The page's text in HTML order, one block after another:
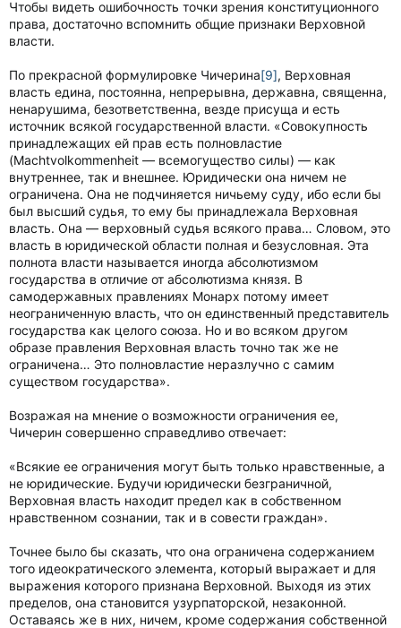
Чтобы видеть ошибочность точки зрения конституционного
права, достаточно вспомнить общие признаки Верховной
власти.
По прекрасной формулировке Чичерина[9], Верховная
власть едина, постоянна, непрерывна, державна, священна,
ненарушима, безответственна, везде присуща и есть
источник всякой государственной власти. «Совокупность
принадлежащих ей прав есть полновластие
(Machtvolkommenheit — всемогущество силы) — как
внутреннее, так и внешнее. Юридически она ничем не
ограничена. Она не подчиняется ничьему суду, ибо если бы
был высший судья, то ему бы принадлежала Верховная
власть. Она — верховный судья всякого права… Словом, это
власть в юридической области полная и безусловная. Эта
полнота власти называется иногда абсолютизмом
государства в отличие от абсолютизма князя. В
самодержавных правлениях Монарх потому имеет
неограниченную власть, что он единственный представитель
государства как целого союза. Но и во всяком другом
образе правления Верховная власть точно так же не
ограничена… Это полновластие неразлучно с самим
существом государства».
Возражая на мнение о возможности ограничения ее,
Чичерин совершенно справедливо отвечает:
«Всякие ее ограничения могут быть только нравственные, а
не юридические. Будучи юридически безграничной,
Верховная власть находит предел как в собственном
нравственном сознании, так и в совести граждан».
Точнее было бы сказать, что она ограничена содержанием
того идеократического элемента, который выражает и для
выражения которого признана Верховной. Выходя из этих
пределов, она становится узурпаторской, незаконной.
Оставаясь же в них, ничем, кроме содержания собственной